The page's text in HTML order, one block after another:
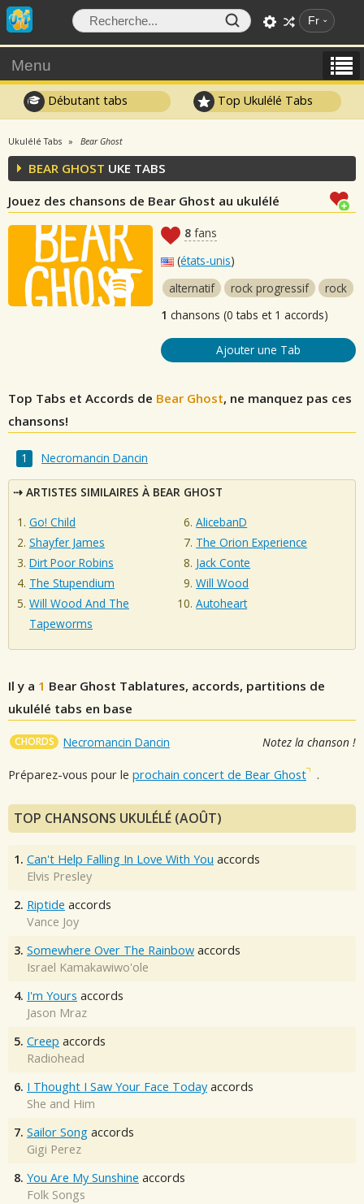
Fr
Menu
Débutant tabs Top Ukulélé Tabs
Ukulélé Tabs Bear Ghost
BEAR GHOST UKE TABS
Jouez des chansons de Bear Ghost au ukulélé
8 fans
(états-unis)
alternatif
rock progressif
rock
1 chansons (0 tabs et 1 accords)
Ajouter une Tab
Top Tabs et Accords de Bear Ghost, ne manquez pas ces
chansons!
Necromancin Dancin
ARTISTES SIMILAIRES À BEAR GHOST
Go! Child
Shayfer James
Dirt Poor Robins
The Stupendium
Will Wood And The
Tapeworms
AlicebanD
The Orion Experience
Jack Conte
Will Wood
Autoheart
Il y a 1 Bear Ghost Tablatures, accords, partitions de
ukulélé tabs en base
CHORDS Necromancin Dancin Notez la chanson !
Préparez-vous pour le prochain concert de Bear Ghost .
TOP CHANSONS UKULÉLÉ (AOÛT)
1. Can't Help Falling In Love With You accords
Elvis Presley
2. Riptide accords
Vance Joy
3. Somewhere Over The Rainbow accords
Israel Kamakawiwo'ole
4. I'm Yours accords
Jason Mraz
5. Creep accords
Radiohead
6. I Thought I Saw Your Face Today accords
She and Him
7. Sailor Song accords
Gigi Perez
8. You Are My Sunshine accords
Folk Songs